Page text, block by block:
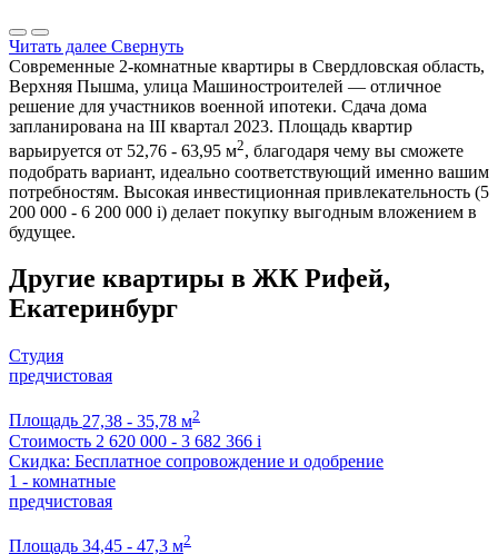
Читать далее Свернуть
Современные 2-комнатные квартиры в Свердловская область,
Верхняя Пышма, улица Машиностроителей — отличное
решение для участников военной ипотеки. Сдача дома
запланирована на III квартал 2023. Площадь квартир
варьируется от 52,76 - 63,95 м2, благодаря чему вы сможете
подобрать вариант, идеально соответствующий именно вашим
потребностям. Высокая инвестиционная привлекательность (5
200 000 - 6 200 000 i) делает покупку выгодным вложением в
будущее.
Другие квартиры в ЖК Рифей,
Екатеринбург
Студия
предчистовая
Площадь 27,38 - 35,78 м2
Стоимость 2 620 000 - 3 682 366 i
Скидка: Бесплатное сопровождение и одобрение
1 - комнатные
предчистовая
Площадь 34,45 - 47,3 м2